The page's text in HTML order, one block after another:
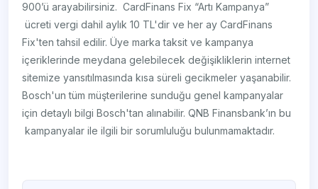
900’ü arayabilirsiniz. CardFinans Fix “Artı Kampanya”
ücreti vergi dahil aylık 10 TL'dir ve her ay CardFinans
Fix'ten tahsil edilir. Üye marka taksit ve kampanya
içeriklerinde meydana gelebilecek değişikliklerin internet
sitemize yansıtılmasında kısa süreli gecikmeler yaşanabilir.
Bosch'un tüm müşterilerine sunduğu genel kampanyalar
için detaylı bilgi Bosch'tan alınabilir. QNB Finansbank’ın bu
kampanyalar ile ilgili bir sorumluluğu bulunmamaktadır.